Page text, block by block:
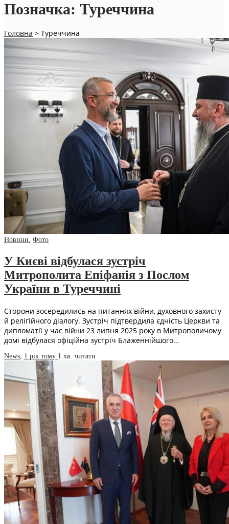
Позначка: Туреччина
Головна > Туреччина
Новини, Фото
У Києві відбулася зустріч
Митрополита Епіфанія з Послом
України в Туреччині
Сторони зосередились на питаннях війни, духовного захисту
й релігійного діалогу. Зустріч підтвердила єдність Церкви та
дипломатії у час війни 23 липня 2025 року в Митрополичому
домі відбулася офіційна зустріч Блаженнійшого…
News, 1 рік тому 1 хв. читати